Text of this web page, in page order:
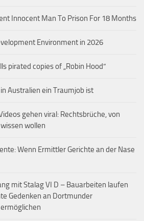
Innocent Man To Prison For 18 Months
Environment in 2026
pirated copies of „Robin Hood“
Australien ein Traumjob ist
gehen viral: Rechtsbrüche, von
wollen
Wenn Ermittler Gerichte an der Nase
mit Stalag VI D – Bauarbeiten laufen
Gedenken an Dortmunder